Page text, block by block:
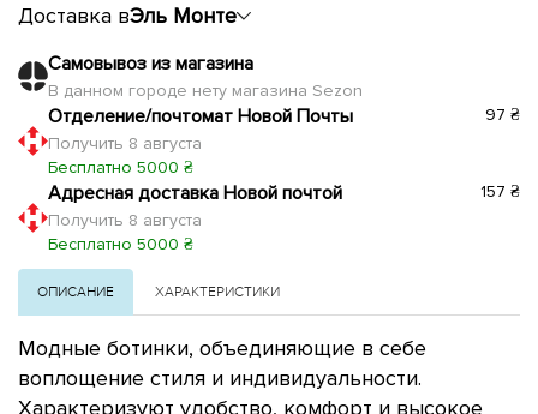
Доставка вЭль Монте
Самовывоз из магазина
В данном городе нету магазина Sezon
Отделение/почтомат Новой Почты
Получить 8 августа
Бесплатно 5000 ₴
97 ₴
Адресная доставка Новой почтой
Получить 8 августа
Бесплатно 5000 ₴
157 ₴
ОПИСАНИЕ ХАРАКТЕРИСТИКИ
Модные ботинки, объединяющие в себе
воплощение стиля и индивидуальности.
Характеризуют удобство, комфорт и высокое